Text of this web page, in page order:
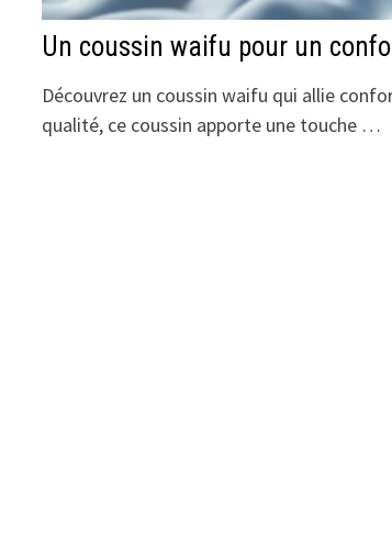
Un coussin waifu pour un
Découvrez un coussin waifu qui allie
qualité, ce coussin apporte une touche …